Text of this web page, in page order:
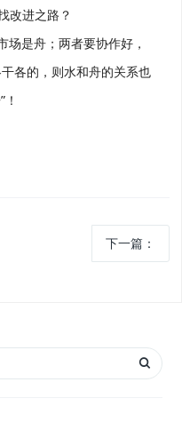
改进之路？
是舟；两者要协作好，
各的，则水和舟的关系也
下一篇：